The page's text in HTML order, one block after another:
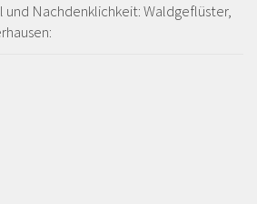
Nachdenklichkeit: Waldgeflüster,